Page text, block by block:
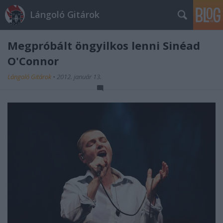
Lángoló Gitárok
Megpróbált öngyilkos lenni Sinéad
O'Connor
Lángoló Gitárok • 2012. január 13.